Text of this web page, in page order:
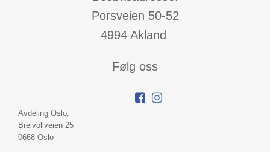
Porsveien 50-52
4994 Akland
Følg oss
Avdeling Oslo:
Breivollveien 25
0668 Oslo